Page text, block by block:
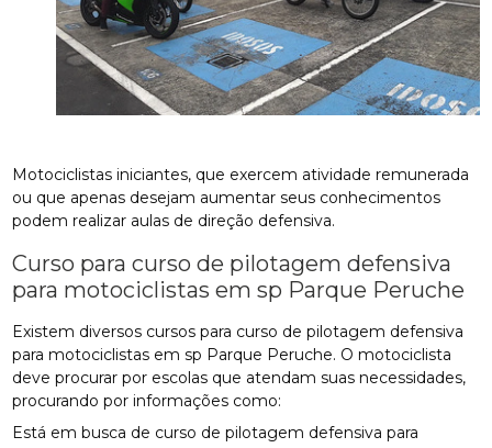
Motociclistas iniciantes, que exercem atividade remunerada
ou que apenas desejam aumentar seus conhecimentos
podem realizar aulas de direção defensiva.
Curso para curso de pilotagem defensiva
para motociclistas em sp Parque Peruche
Existem diversos cursos para curso de pilotagem defensiva
para motociclistas em sp Parque Peruche. O motociclista
deve procurar por escolas que atendam suas necessidades,
procurando por informações como:
Está em busca de curso de pilotagem defensiva para